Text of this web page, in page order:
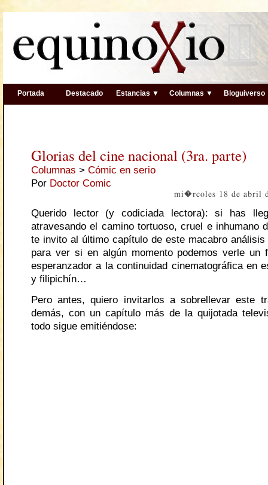
Portada Destacado Estancias ▼ Columnas ▼ Bloguiverso
Glorias del cine nacional (3ra. parte)
Columnas > Cómic en serio
Por Doctor Comic
mi�rcoles 18 de abril
Querido lector (y codiciada lectora): si has
atravesando el camino tortuoso, cruel e inhumano
te invito al último capítulo de este macabro
para ver si en algún momento podemos verle un
esperanzador a la continuidad cinematográfica en
y filipichín…
Pero antes, quiero invitarlos a sobrellevar este
demás, con un capítulo más de la quijotada
todo sigue emitiéndose: